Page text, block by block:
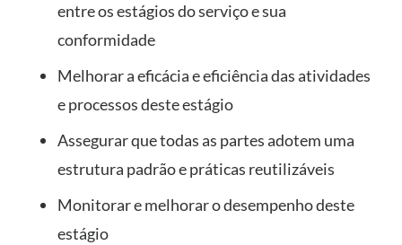
entre os estágios do serviço e sua
conformidade
Melhorar a eficácia e eficiência das atividades
e processos deste estágio
Assegurar que todas as partes adotem uma
estrutura padrão e práticas reutilizáveis
Monitorar e melhorar o desempenho deste
estágio